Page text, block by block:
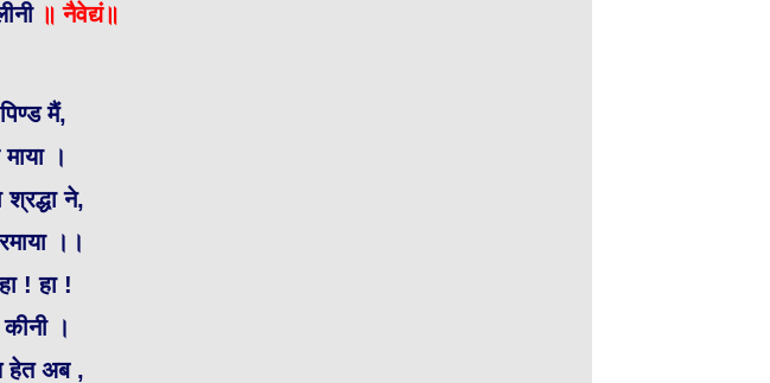
॥ नैवेद्यं॥
मैं,
।
श्रद्धा ने,
।।
! हा !
।
हेत अब ,